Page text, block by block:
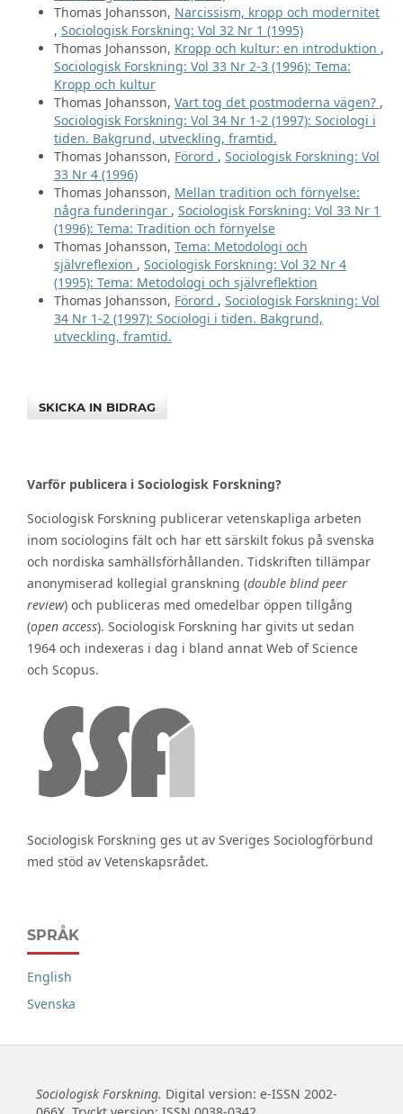
Thomas Johansson, Narcissism, kropp och modernitet
, Sociologisk Forskning: Vol 32 Nr 1 (1995)
Thomas Johansson, Kropp och kultur: en introduktion ,
Sociologisk Forskning: Vol 33 Nr 2-3 (1996): Tema:
Kropp och kultur
Thomas Johansson, Vart tog det postmoderna vägen? ,
Sociologisk Forskning: Vol 34 Nr 1-2 (1997): Sociologi i
tiden. Bakgrund, utveckling, framtid.
Thomas Johansson, Förord , Sociologisk Forskning: Vol
33 Nr 4 (1996)
Thomas Johansson, Mellan tradition och förnyelse:
några funderingar , Sociologisk Forskning: Vol 33 Nr 1
(1996): Tema: Tradition och förnyelse
Thomas Johansson, Tema: Metodologi och
självreflexion , Sociologisk Forskning: Vol 32 Nr 4
(1995): Tema: Metodologi och självreflektion
Thomas Johansson, Förord , Sociologisk Forskning: Vol
34 Nr 1-2 (1997): Sociologi i tiden. Bakgrund,
utveckling, framtid.
SKICKA IN BIDRAG
Varför publicera i Sociologisk Forskning?
Sociologisk Forskning publicerar vetenskapliga arbeten
inom sociologins fält och har ett särskilt fokus på svenska
och nordiska samhällsförhållanden. Tidskriften tillämpar
anonymiserad kollegial granskning (double blind peer
review) och publiceras med omedelbar öppen tillgång
(open access). Sociologisk Forskning har givits ut sedan
1964 och indexeras i dag i bland annat Web of Science
och Scopus.
Sociologisk Forskning ges ut av Sveriges Sociologförbund
med stöd av Vetenskapsrådet.
SPRÅK
English
Svenska
Sociologisk Forskning. Digital version: e-ISSN 2002-